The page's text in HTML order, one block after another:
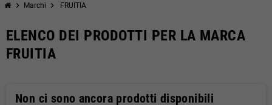
chevron_right Marchi chevron_right FRUITIA
ELENCO DEI PRODOTTI PER LA MARCA
FRUITIA
Non ci sono ancora prodotti disponibili